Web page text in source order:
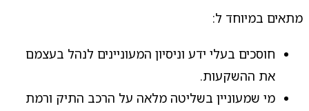
מתאים במיוחד ל:
חוסכים בעלי ידע וניסיון המעוניינים לנהל בעצמם
את ההשקעות.
מי שמעוניין בשליטה מלאה על הרכב התיק ורמת